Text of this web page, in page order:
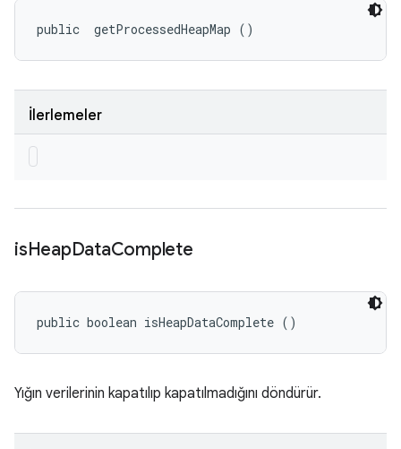
public getProcessedHeapMap ()
İlerlemeler
isHeapDataComplete
public boolean isHeapDataComplete ()
Yığın verilerinin kapatılıp kapatılmadığını döndürür.